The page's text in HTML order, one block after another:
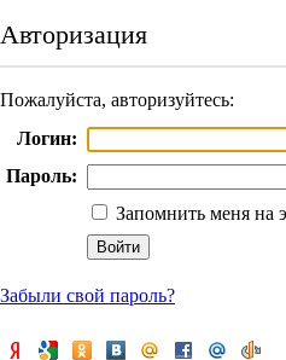
Авторизация
Пожалуйста, авторизуйтесь:
Логин:
Пароль:
Запомнить меня на
Забыли свой пароль?